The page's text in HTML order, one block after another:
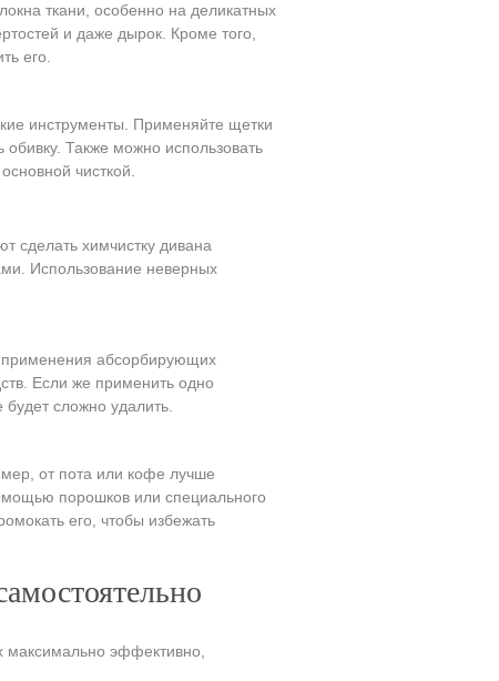
ткани, особенно на деликатных
и даже дырок. Кроме того,
его.
инструменты. Применяйте щетки
Также можно использовать
чисткой.
сделать химчистку дивана
Использование неверных
применения абсорбирующих
Если же применить одно
сложно удалить.
от пота или кофе лучше
порошков или специального
его, чтобы избежать
максимально эффективно,